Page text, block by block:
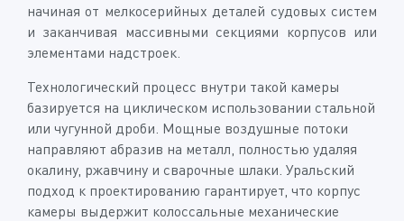
начиная от мелкосерийных деталей судовых систем
и заканчивая массивными секциями корпусов или
элементами надстроек.
Технологический процесс внутри такой камеры
базируется на циклическом использовании стальной
или чугунной дроби. Мощные воздушные потоки
направляют абразив на металл, полностью удаляя
окалину, ржавчину и сварочные шлаки. Уральский
подход к проектированию гарантирует, что корпус
камеры выдержит колоссальные механические